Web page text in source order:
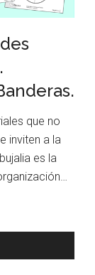
que no
inviten a la
es la